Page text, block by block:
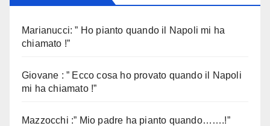
Marianucci: ” Ho pianto quando il Napoli mi ha
chiamato !”
Giovane : ” Ecco cosa ho provato quando il Napoli
mi ha chiamato !”
Mazzocchi :” Mio padre ha pianto quando…….!”